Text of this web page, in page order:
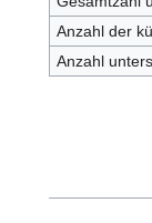
Anzahl der
Anzahl